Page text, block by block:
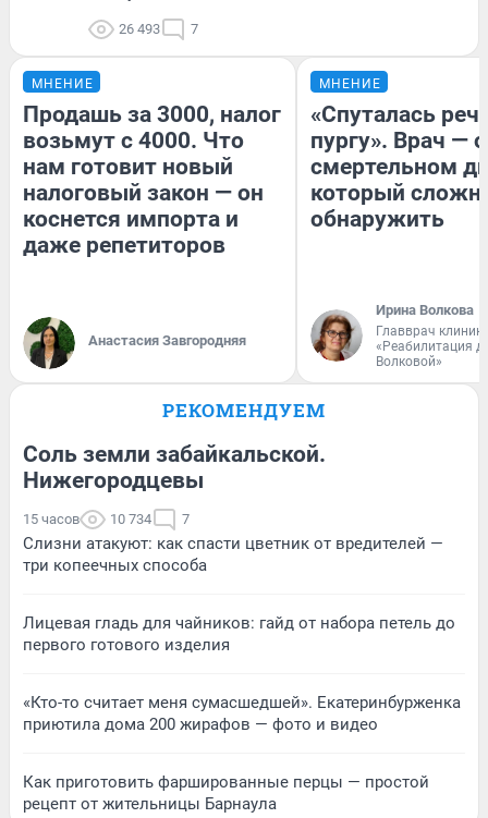
26 493 7
МНЕНИЕ
Продашь за 3000, налог
возьмут с 4000. Что
нам готовит новый
налоговый закон — он
коснется импорта и
даже репетиторов
Анастасия Завгородняя
МНЕНИЕ
«Спуталась
пургу». Врач — о
смертельном
который
обнаружить
Ирина Волкова
Главврач
«Реабилитация
Волковой»
РЕКОМЕНДУЕМ
Соль земли забайкальской.
Нижегородцевы
15 часов 10 734 7
Слизни атакуют: как спасти цветник от вредителей —
три копеечных способа
Лицевая гладь для чайников: гайд от набора петель до
первого готового изделия
«Кто-то считает меня сумасшедшей». Екатеринбурженка
приютила дома 200 жирафов — фото и видео
Как приготовить фаршированные перцы — простой
рецепт от жительницы Барнаула